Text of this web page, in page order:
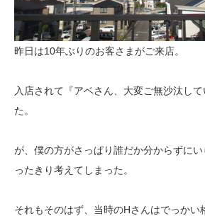
昨日は10年ぶりのお客さまがご来店。
入店されて『アベさん、大変ご無沙汰し
た。
が、僕の方がさっぱり誰だか分からずに
ったきり考えてしまった。
それもそのはず、当時のHさんはでっかい